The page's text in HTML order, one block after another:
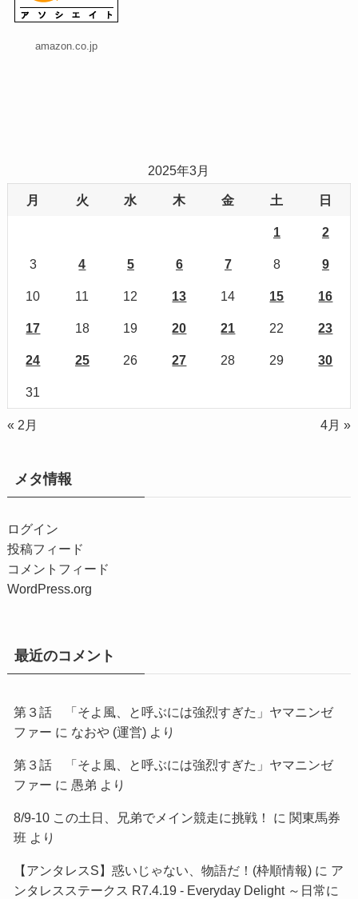
amazon.co.jp
2025年3月
月 火 水 木 金 土 日
1 2
3 4 5 6 7 8 9
10 11 12 13 14 15 16
17 18 19 20 21 22 23
24 25 26 27 28 29 30
31
« 2月 4月 »
メタ情報
ログイン
投稿フィード
コメントフィード
WordPress.org
最近のコメント
第３話 「そよ風、と呼ぶには強烈すぎた」ヤマニンゼ
ファー に なおや (運営)より
第３話 「そよ風、と呼ぶには強烈すぎた」ヤマニンゼ
ファー に 愚弟 より
8/9-10 この土日、兄弟でメイン競走に挑戦！ に 関東馬券
班 より
【アンタレスS】惑いじゃない、物語だ！(枠順情報)に ア
ンタレスステークス R7.4.19 - Everyday Delight ～日常に